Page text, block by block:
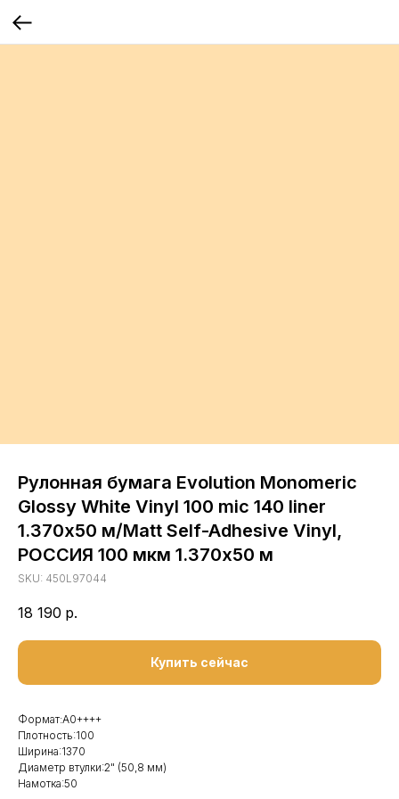
Рулонная бумага Evolution Monomeric
Glossy White Vinyl 100 mic 140 liner
1.370х50 м/Matt Self-Adhesive Vinyl,
РОССИЯ 100 мкм 1.370х50 м
SKU: 450L97044
18 190 р.
Купить сейчас
Формат:А0++++
Плотность:100
Ширина:1370
Диаметр втулки:2" (50,8 мм)
Намотка:50